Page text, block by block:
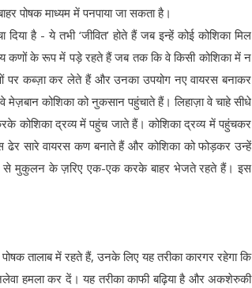
पोषक माध्यम में पनपाया जा सकता है।
है - ये तभी ‘जीवित’ होते हैं जब इन्हें कोई कोशिका मिल
कणों के रूप में पड़े रहते हैं जब तक कि वे किसी कोशिका में न
पर कब्ज़ा कर लेते हैं और उनका उपयोग नए वायरस बनाकर
कोशिका को नुकसान पहुंचाते हैं। लिहाज़ा वे चाहे सीधे
कोशिका द्रव्य में पहुंच जाते हैं। कोशिका द्रव्य में पहुंचकर
ढेर सारे वायरस कण बनाते हैं और कोशिका को फोड़कर उन्हें
से मुकुलन के ज़रिए एक-एक करके बाहर भेजते रहते हैं। इस
तालाब में रहते हैं, उनके लिए यह तरीका कारगर रहेगा कि
हमला कर दें। यह तरीका काफी बढ़िया है और अकशेरुकी